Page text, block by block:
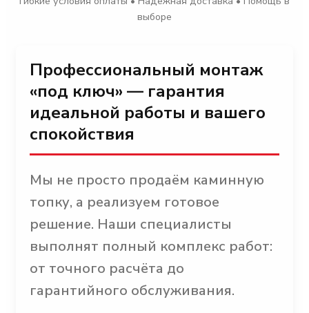
выборе
Профессиональный монтаж
«под ключ» — гарантия
идеальной работы и вашего
спокойствия
Мы не просто продаём каминную
топку, а реализуем готовое
решение. Наши специалисты
выполнят полный комплекс работ:
от точного расчёта до
гарантийного обслуживания.